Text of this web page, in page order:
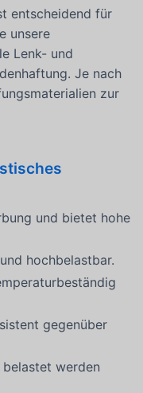
entscheidend für
unsere
Lenk- und
Je nach
zur
und bietet hohe
hochbelastbar.
gegenüber
werden